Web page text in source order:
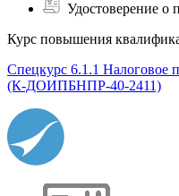
Удостоверение
Курс повышения
Спецкурс 6.1.1 Налоговое
(К-ДОИПБНПР-40-2411)